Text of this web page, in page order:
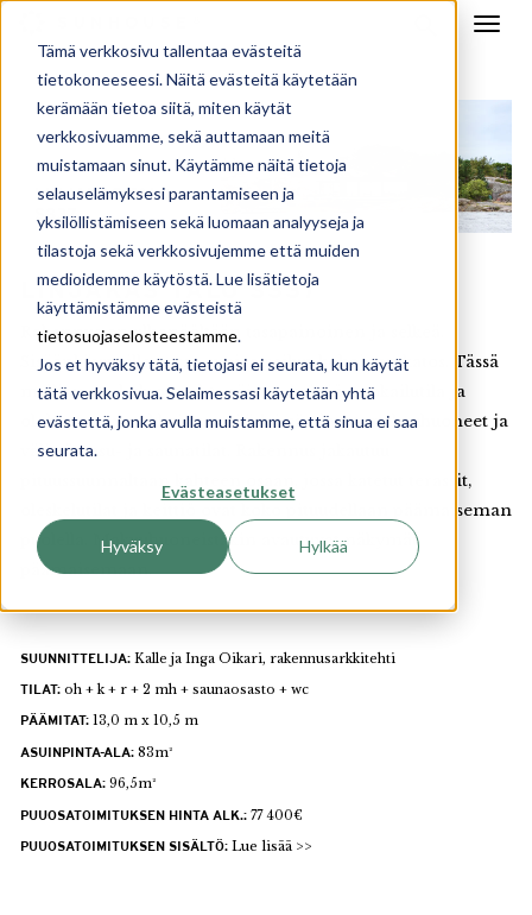
Tämä verkkosivu tallentaa evästeitä
tietokoneeseesi. Näitä evästeitä käytetään
kerämään tietoa siitä, miten käytät
verkkosivuamme, sekä auttamaan meitä
muistamaan sinut. Käytämme näitä tietoja
selauselämyksesi parantamiseen ja
yksilöllistämiseen sekä luomaan analyyseja ja
tilastoja sekä verkkosivujemme että muiden
medioidemme käytöstä. Lue lisätietoja
käyttämistämme evästeistä
tietosuojaselosteestamme.
Jos et hyväksy tätä, tietojasi ei seurata, kun käytät
tätä verkkosivua. Selaimessasi käytetään yhtä
evästettä, jonka avulla muistamme, että sinua ei saa
seurata.
Evästeasetukset
Hyväksy Hylkää
LINJAKAS TALO S337
Rakennus on ulkonäöltään tasapainoinen ja selkeä.
Sisäänkäynnille antaa suojaa reilun kokoinen katos. Tässä
mallissa on hulppea yhtenäinen keittiö, ruokailutila ja
olohuone, vastakkaisissa päädyissä tilavat makuuhuoneet ja
välissä pesu- ja saunatilat. Rakennus jakautuu
pituussuunnaltaan kahteen osaan, jossa katetut terassit,
oleskelutilat ja keittiö ovat koko pituudellaan päämaiseman
puolella. Makuuhuoneistakin avautuvat näkymät
päämaisemaan.
SUUNNITTELIJA:Kalle ja Inga Oikari, rakennusarkkitehti
TILAT:oh + k + r + 2 mh + saunaosasto + wc
PÄÄMITAT:13,0 m x 10,5 m
ASUINPINTA-ALA:83m²
KERROSALA:96,5m²
PUUOSATOIMITUKSEN HINTA ALK.:77 400€
PUUOSATOIMITUKSEN SISÄLTÖ: Lue lisää >>